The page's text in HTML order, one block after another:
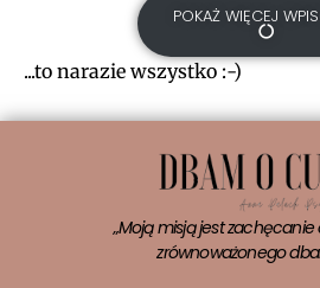
POKAŻ WIĘCEJ
...to narazie wszystko :-)
„Moją misją jest
zrównoważonego